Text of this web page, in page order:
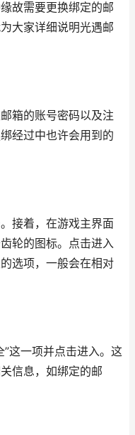
故需要更换绑定的邮
大家详细说明光遇邮
箱的账号密码以及注
经过中也许会用到的
接着，在游戏主界面
轮的图标。点击进入
选项，一般会在相对
这一项并点击进入。这
信息，如绑定的邮